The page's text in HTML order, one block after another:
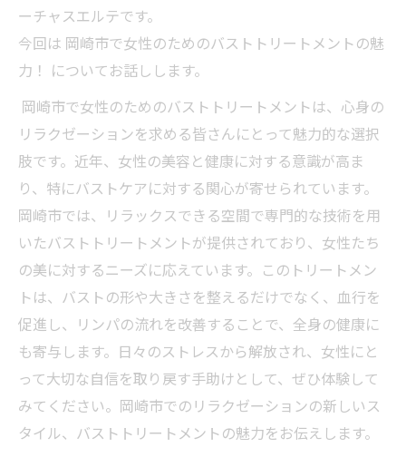
ーチャスエルテです。
今回は 岡崎市で女性のためのバストトリートメントの魅
力！ についてお話しします。
岡崎市で女性のためのバストトリートメントは、心身の
リラクゼーションを求める皆さんにとって魅力的な選択
肢です。近年、女性の美容と健康に対する意識が高ま
り、特にバストケアに対する関心が寄せられています。
岡崎市では、リラックスできる空間で専門的な技術を用
いたバストトリートメントが提供されており、女性たち
の美に対するニーズに応えています。このトリートメン
トは、バストの形や大きさを整えるだけでなく、血行を
促進し、リンパの流れを改善することで、全身の健康に
も寄与します。日々のストレスから解放され、女性にと
って大切な自信を取り戻す手助けとして、ぜひ体験して
みてください。岡崎市でのリラクゼーションの新しいス
タイル、バストトリートメントの魅力をお伝えします。